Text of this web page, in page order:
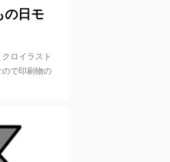
日モ
ロイラスト
で印刷物の